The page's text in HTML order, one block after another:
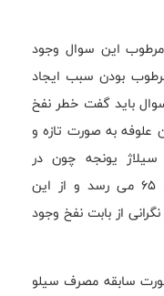
مرطوب این سوال وجود
بودن سبب ایجاد
باید گفت خطر نفخ
علوفه به صورت تازه و
یونجه چون در
پوروسه تولید رطوبت از 85 درصد به 65 می رسد و از این
از بابت نفخ وجود
سابقه مصرف سیلو